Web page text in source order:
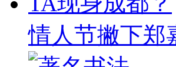
情人节撇下郑